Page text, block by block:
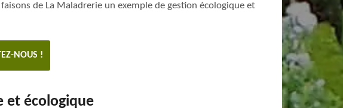
faisons de La Maladrerie un exemple de gestion écologique et
NOUS !
et écologique